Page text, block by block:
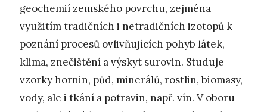
geochemií zemského povrchu, zejména
využitím tradičních i netradičních izotopů k
poznání procesů ovlivňujících pohyb látek,
klima, znečištění a výskyt surovin. Studuje
vzorky hornin, půd, minerálů, rostlin, biomasy,
vody, ale i tkání a potravin, např. vín. V oboru